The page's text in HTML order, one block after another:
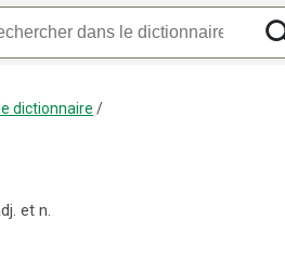
dictionnaire /
et n.